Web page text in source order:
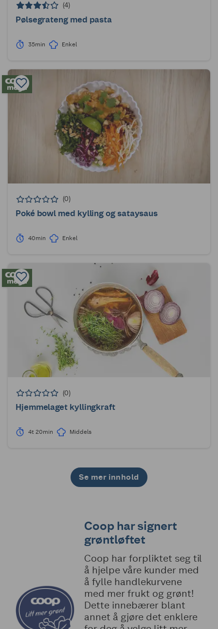
(4)
Pølsegrateng med pasta
35min Enkel
(0)
Poké bowl med kylling og sataysaus
40min Enkel
(0)
Hjemmelaget kyllingkraft
4t 20min Middels
Se mer innhold
Coop har signert
grøntløftet
Coop har forpliktet seg til
å hjelpe våre kunder med
å fylle handlekurvene
med mer frukt og grønt!
Dette innebærer blant
annet å gjøre det enklere